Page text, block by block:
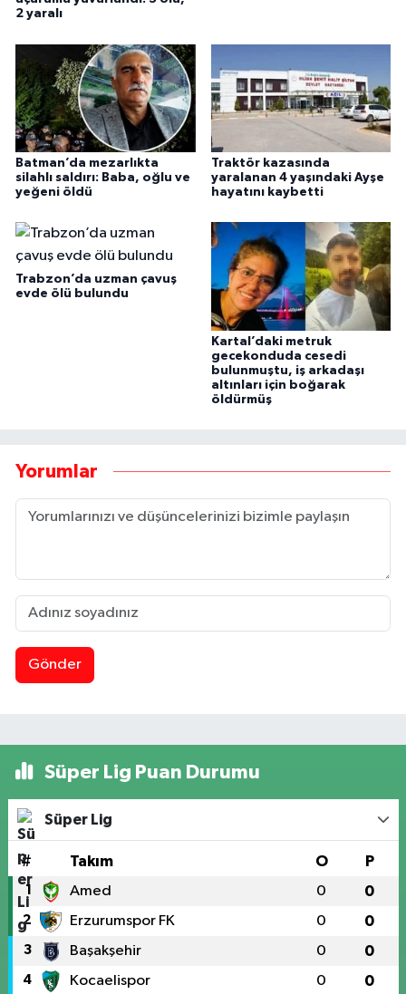
2 yaralı
Batman’da mezarlıkta
silahlı saldırı: Baba, oğlu ve
yeğeni öldü
Traktör kazasında
yaralanan 4 yaşındaki Ayşe
hayatını kaybetti
Trabzon’da uzman çavuş
evde ölü bulundu
Kartal’daki metruk
gecekonduda cesedi
bulunmuştu, iş arkadaşı
altınları için boğarak
öldürmüş
Yorumlar
Gönder
Süper Lig Puan Durumu
Süper Lig
# Takım O P
1 Amed 0 0
2 Erzurumspor FK 0 0
3 Başakşehir 0 0
4 Kocaelispor 0 0